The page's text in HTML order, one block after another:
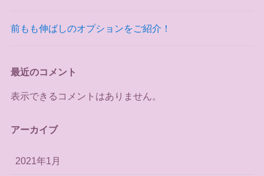
前もも伸ばしのオプションをご紹介！
最近のコメント
表示できるコメントはありません。
アーカイブ
2021年1月